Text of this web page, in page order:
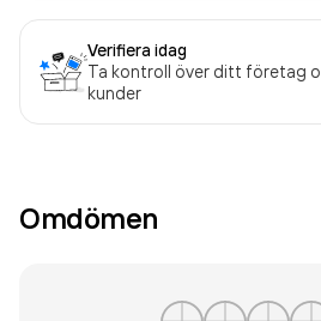
Verifiera idag
Ta kontroll över ditt företag
kunder
Omdömen